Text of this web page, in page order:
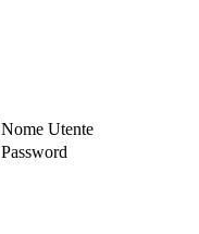
Nome Utente
Password